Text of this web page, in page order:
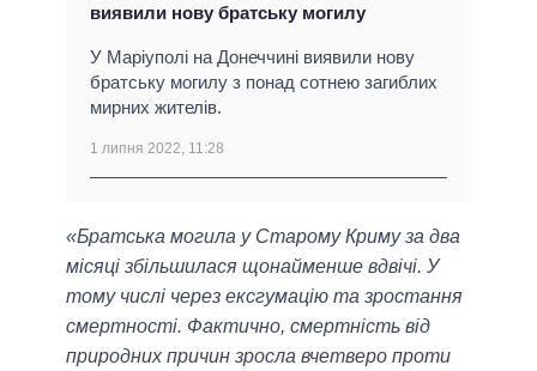
виявили нову братську могилу
У Маріуполі на Донеччині виявили нову
братську могилу з понад сотнею загиблих
мирних жителів.
1 липня 2022, 11:28
«Братська могила у Старому Криму за два
місяці збільшилася щонайменше вдвічі. У
тому числі через ексгумацію та зростання
смертності. Фактично, смертність від
природних причин зросла вчетверо проти